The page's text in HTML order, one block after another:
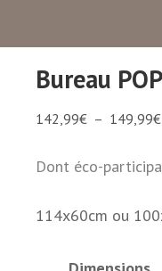
Bureau POP
142,99€ – 149,99€
Dont éco-
114x60cm ou